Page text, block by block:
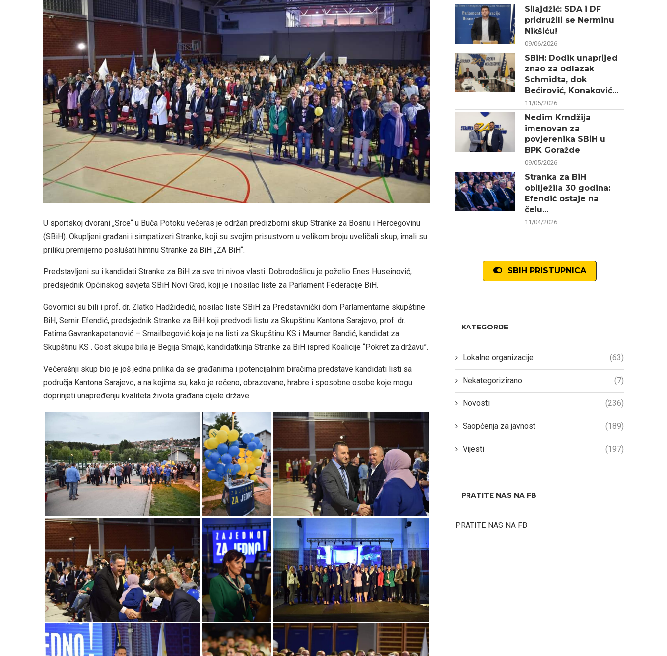
U sportskoj dvorani „Srce“ u Buča Potoku večeras je održan predizborni skup Stranke za Bosnu i Hercegovinu
(SBiH). Okupljeni građani i simpatizeri Stranke, koji su svojim prisustvom u velikom broju uveličali skup, imali su
priliku premijerno poslušati himnu Stranke za BiH „ZA BiH“.
Predstavljeni su i kandidati Stranke za BiH za sve tri nivoa vlasti. Dobrodošlicu je poželio Enes Huseinović,
predsjednik Općinskog savjeta SBiH Novi Grad, koji je i nosilac liste za Parlament Federacije BiH.
Govornici su bili i prof. dr. Zlatko Hadžidedić, nosilac liste SBiH za Predstavnički dom Parlamentarne skupštine
BiH, Semir Efendić, predsjednik Stranke za BiH koji predvodi listu za Skupštinu Kantona Sarajevo, prof .dr.
Fatima Gavrankapetanović – Smailbegović koja je na listi za Skupštinu KS i Maumer Bandić, kandidat za
Skupštinu KS . Gost skupa bila je Begija Smajić, kandidatkinja Stranke za BiH ispred Koalicije “Pokret za državu”.
Večerašnji skup bio je još jedna prilika da se građanima i potencijalnim biračima predstave kandidati listi sa
područja Kantona Sarajevo, a na kojima su, kako je rečeno, obrazovane, hrabre i sposobne osobe koje mogu
doprinjeti unapređenju kvaliteta života građana cijele države.
Silajdžić: SDA i DF
pridružili se Nerminu
Nikšiću!
09/06/2026
SBiH: Dodik unaprijed
znao za odlazak
Schmidta, dok
Bećirović, Konaković...
11/05/2026
Nedim Krndžija
imenovan za
povjerenika SBiH u
BPK Goražde
09/05/2026
Stranka za BiH
obilježila 30 godina:
Efendić ostaje na
čelu...
11/04/2026
SBIH PRISTUPNICA
KATEGORIJE
Lokalne organizacije (63)
Nekategorizirano (7)
Novosti (236)
Saopćenja za javnost (189)
Vijesti (197)
PRATITE NAS NA FB
PRATITE NAS NA FB